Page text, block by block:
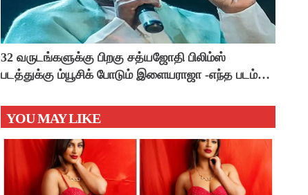
32 வருடங்களுக்கு பிறகு சத்யஜோதி பிலிம்ஸ்
படத்துக்கு ம்யூசிக் போடும் இளையராஜா -எந்த படம்
YOU MAY LIKE